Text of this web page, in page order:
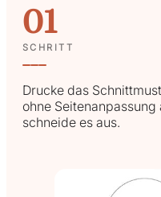
01
SCHRITT
Drucke das
ohne
schneide es aus.